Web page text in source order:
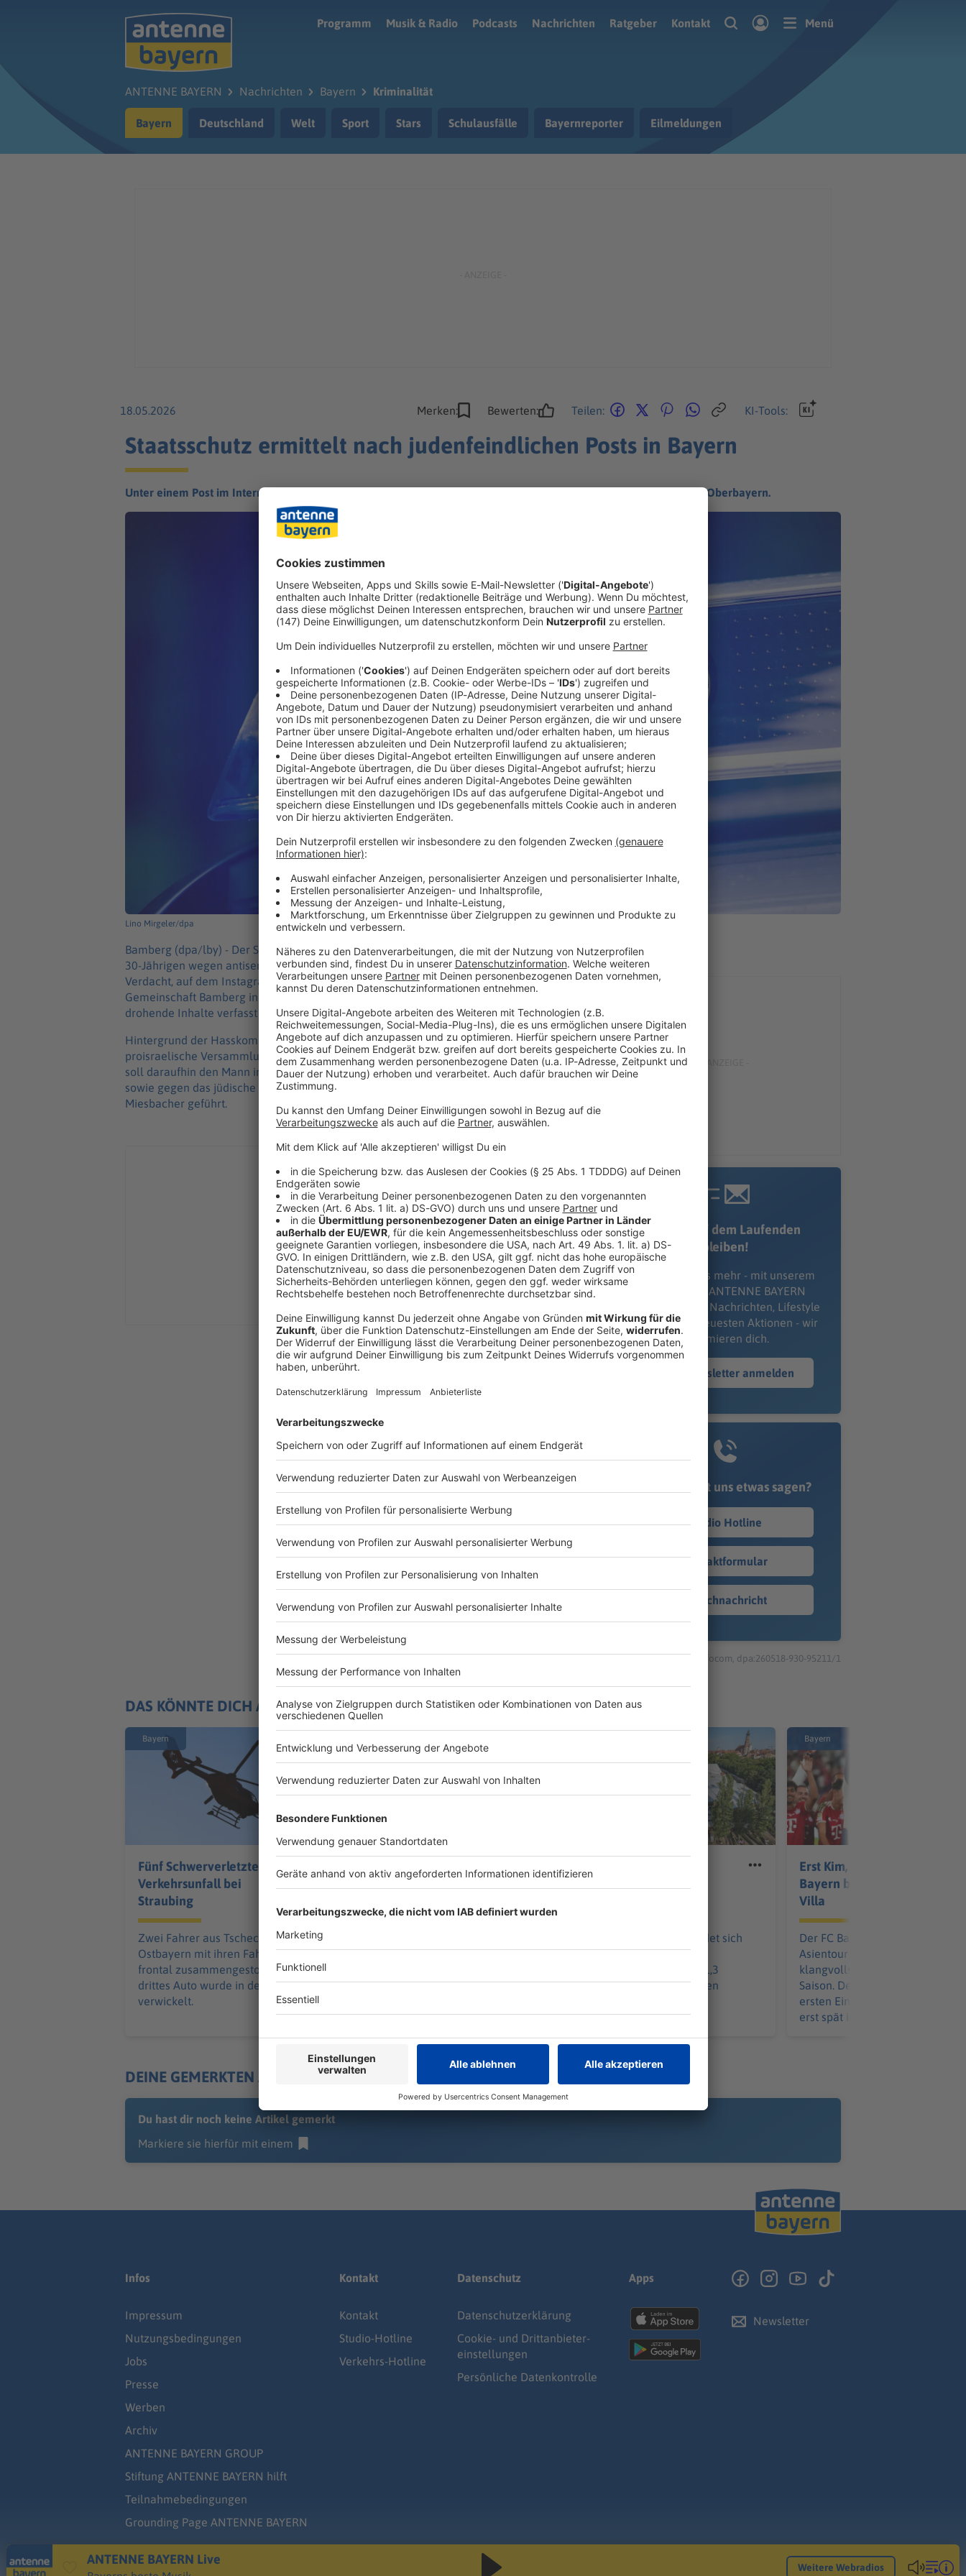
Programm
Musik & Radio Podcasts Nachrichten Ratgeber Kontakt Menü
ANTENNE BAYERN Nachrichten Bayern Kriminalität
Bayern Deutschland Welt Sport Stars Schulausfälle Bayernreporter Eilmeldungen
18.05.2026 Merken: Bewerten: Teilen: KI-Tools:
Staatsschutz ermittelt nach judenfeindlichen Posts in Bayern
Unter einem Post im Internet sammeln sich judenfeindliche Kommentare. Digitale Spuren führen die Polizei nach Oberbayern.
Lino Mirgeler/dpa
Bamberg (dpa/lby) - Der Staatsschutz der Kriminalpolizei Bamberg ermittelt gegen einen
30-Jährigen wegen antisemitischer Inhalte im Netz. Der Mann aus Miesbach stehe im
Verdacht, auf dem Instagram-Kanal eines Vorstandsmitglieds der deutsch‑israelischen
Gemeinschaft Bamberg in judenfeindlicher Gesinnung verhetzende, beleidigende und
drohende Inhalte verfasst zu haben, teilte die Polizei mit.
Hintergrund der Hasskommentare war demnach ein Post des Vorstandsmitglieds über eine
proisraelische Versammlung am vergangenen Wochenende in Bamberg. Der Verdächtige
soll daraufhin den Mann in Kommentaren und direkten Nachrichten mehrfach beleidigt
sowie gegen das jüdische Volk gehetzt haben. Digitale Spuren hätten die Polizei zu dem
Miesbacher geführt.
Immer auf dem Laufenden
bleiben!
Verpass' nichts mehr - mit unserem
kostenlosen ANTENNE BAYERN
Newsletter. Ob Nachrichten, Lifestyle
oder unsere neuesten Aktionen - wir
informieren dich.
Zum Newsletter anmelden
Du möchtest uns etwas sagen?
Studio Hotline
Kontaktformular
Sprachnachricht
© dpa-infocom, dpa:260518-930-95211/1
DAS KÖNNTE DICH AUCH INTERESSIEREN
Bayern
Fünf Schwerverletzte bei
Verkehrsunfall bei
Straubing
Zwei Fahrer aus Tschechien sind in
Ostbayern mit ihren Fahrzeugen
frontal zusammengestoßen. Ein
drittes Auto wurde in den Unfall
verwickelt.
Sammelbestellung für
Feuerwehrautos soll
bestellen gemeinsam - und sparen
Weitere Einsparungen in der
Straubing:
Bis zum 17. August befindet sich
Straubing im kollektiven
Volksfestrausch. Um die 1,3
Millionen Besucher werden
Bayern
Erst Kim, dann Díaz: FC
Bayern besiegt Aston
Villa
Der FC Bayern gewinnt auf der
Asientour seinen bislang
klangvollsten Test vor der
Saison. Der Kapitän rückt beim
ersten Einsatz in der
erst spät in den Fokus.
DEINE GEMERKTEN ARTIKEL
Du hast dir noch keine Artikel gemerkt
Markiere sie hierfür mit einem
Infos
Impressum
Nutzungsbedingungen
Jobs
Presse
Werben
Archiv
ANTENNE BAYERN GROUP
Stiftung ANTENNE BAYERN hilft
Teilnahmebedingungen
Grounding Page ANTENNE BAYERN
Kontakt
Kontakt
Studio-Hotline
Verkehrs-Hotline
Datenschutz
Datenschutz­erklärung
Cookie- und Drittanbieter-
einstellungen
Persönliche Datenkontrolle
Apps
Newsletter
ANTENNE BAYERN Live
Weitere Webradios